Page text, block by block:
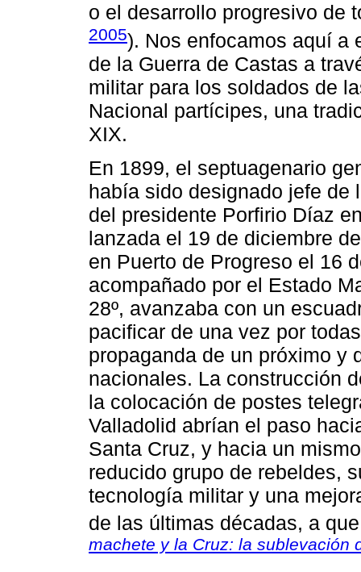
o el desarrollo progresivo de
2005). Nos enfocamos aquí a
de la Guerra de Castas a
militar para los soldados de
Nacional partícipes, una
XIX.
En 1899, el septuagenario
había sido designado jefe de
del presidente Porfirio Díaz
lanzada el 19 de diciembre
en Puerto de Progreso el 16
acompañado por el Estado
28º, avanzaba con un
pacificar de una vez por
propaganda de un próximo y
nacionales. La construcción
la colocación de postes
Valladolid abrían el paso
Santa Cruz, y hacia un
reducido grupo de rebeldes,
tecnología militar y una
de las últimas décadas, a
machete y la Cruz: la sublevación